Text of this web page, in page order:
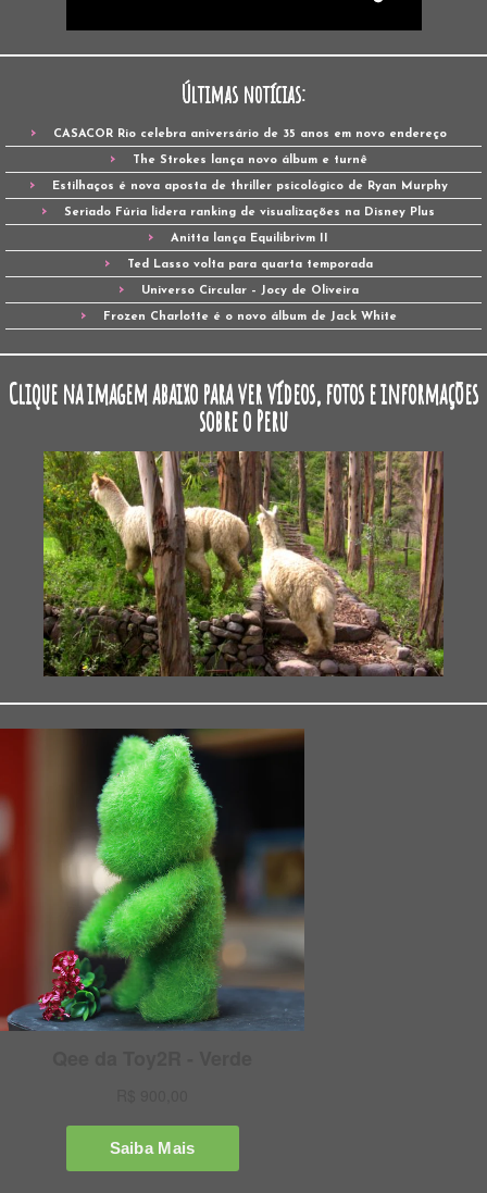
Últimas notícias:
CASACOR Rio celebra aniversário de 35 anos em novo endereço
The Strokes lança novo álbum e turnê
Estilhaços é nova aposta de thriller psicológico de Ryan Murphy
Seriado Fúria lidera ranking de visualizações na Disney Plus
Anitta lança Equilibrivm II
Ted Lasso volta para quarta temporada
Universo Circular – Jocy de Oliveira
Frozen Charlotte é o novo álbum de Jack White
Clique na imagem abaixo para ver vídeos, fotos e informações
sobre o Peru